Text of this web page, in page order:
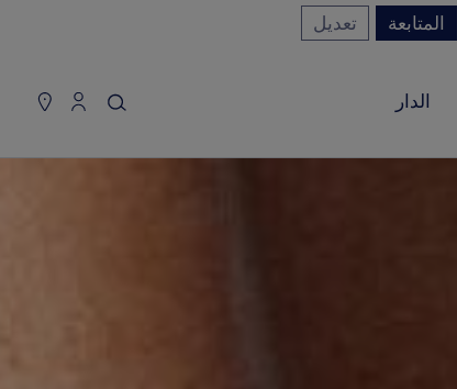
المتابعة تعديل
الدار
سلة التسوق(0)